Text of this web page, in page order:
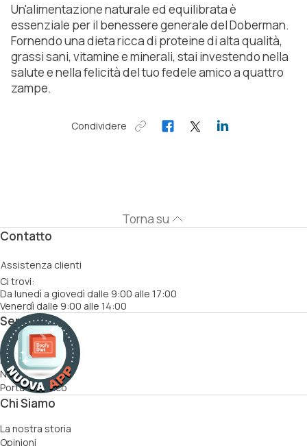
Un'alimentazione naturale ed equilibrata è
essenziale per il benessere generale del Doberman.
Fornendo una dieta ricca di proteine di alta qualità,
grassi sani, vitamine e minerali, stai investendo nella
salute e nella felicità del tuo fedele amico a quattro
zampe.
Condividere
Torna su
Contatto
Assistenza clienti
Ci trovi:
Da lunedì a giovedì dalle 9:00 alle 17:00
Venerdì dalle 9:00 alle 14:00
Servizi
Come funziona
Ricette
Nutrizionisti
Porta un amico
Chi Siamo
La nostra storia
Opinioni